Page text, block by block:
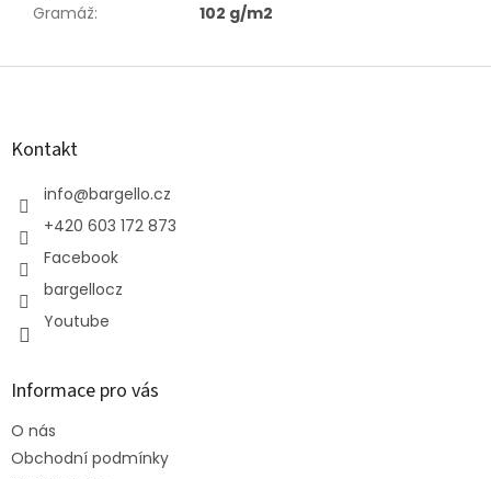
Gramáž: 102 g/m2
Z
Kontakt
info@bargello.cz
+420 603 172 873
Facebook
bargellocz
Youtube
Informace pro vás
O nás
Obchodní podmínky